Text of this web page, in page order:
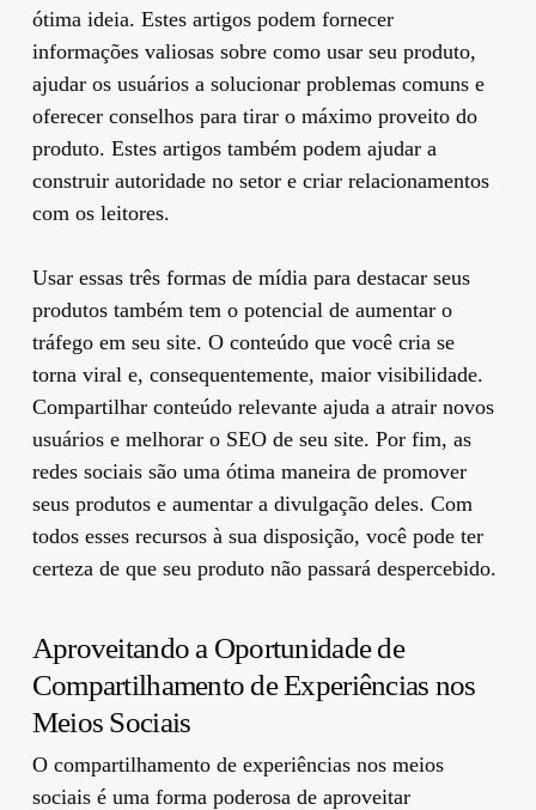
ótima ideia. Estes artigos podem fornecer
informações valiosas sobre como usar seu produto,
ajudar os usuários a solucionar problemas comuns e
oferecer conselhos para tirar o máximo proveito do
produto. Estes artigos também podem ajudar a
construir autoridade no setor e criar relacionamentos
com os leitores.
Usar essas três formas de mídia para destacar seus
produtos também tem o potencial de aumentar o
tráfego em seu site. O conteúdo que você cria se
torna viral e, consequentemente, maior visibilidade.
Compartilhar conteúdo relevante ajuda a atrair novos
usuários e melhorar o SEO de seu site. Por fim, as
redes sociais são uma ótima maneira de promover
seus produtos e aumentar a divulgação deles. Com
todos esses recursos à sua disposição, você pode ter
certeza de que seu produto não passará despercebido.
Aproveitando a Oportunidade de
Compartilhamento de Experiências nos
Meios Sociais
O compartilhamento de experiências nos meios
sociais é uma forma poderosa de aproveitar